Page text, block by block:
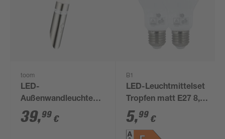
toom
LED-
Außenwandleuchte
'Montana' mit
Bewegungssensor
39,99 €
B1
LED-Leuchtmittelset
Tropfen matt E27 8,6
W 806 lm warmweiß 2
Stück
5,99 €